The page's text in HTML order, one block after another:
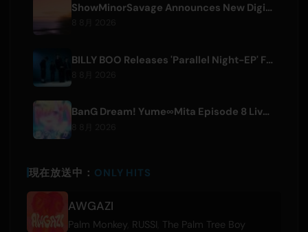
ShowMinorSavage Announces New Digital Single 'Gradation'
BILLY BOO Releases 'Parallel Night-EP' Featuring TV Drama Theme Song
BanG Dream! Yume∞Mita Episode 8 Live Clip Released
現在放送中： ONLY HITS
AWGAZI
Palm Monkey, RUSSI The Palm Tree Boy